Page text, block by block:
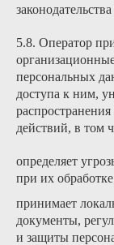
5.8. Оператор
персональных
доступа к ним,
действий, в том
определяет
при их
принимает
документы,
и защиты